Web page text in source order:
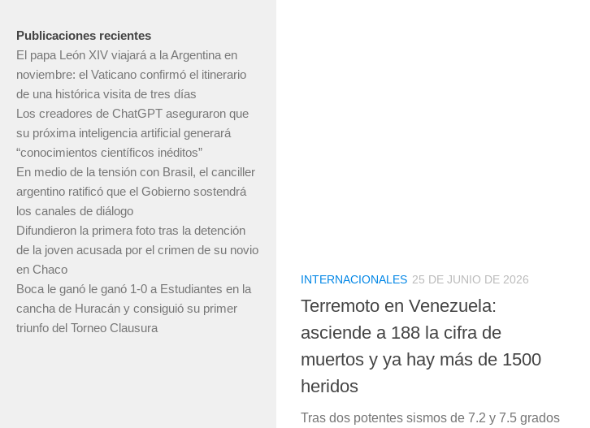
INTERNACIONALES 25 DE JUNIO DE 2026
Terremoto en Venezuela:
asciende a 188 la cifra de
muertos y ya hay más de 1500
heridos
Tras dos potentes sismos de 7.2 y 7.5 grados
Publicaciones recientes
El papa León XIV viajará a la Argentina en
noviembre: el Vaticano confirmó el itinerario
de una histórica visita de tres días
Los creadores de ChatGPT aseguraron que
su próxima inteligencia artificial generará
“conocimientos científicos inéditos”
En medio de la tensión con Brasil, el canciller
argentino ratificó que el Gobierno sostendrá
los canales de diálogo
Difundieron la primera foto tras la detención
de la joven acusada por el crimen de su novio
en Chaco
Boca le ganó le ganó 1-0 a Estudiantes en la
cancha de Huracán y consiguió su primer
triunfo del Torneo Clausura